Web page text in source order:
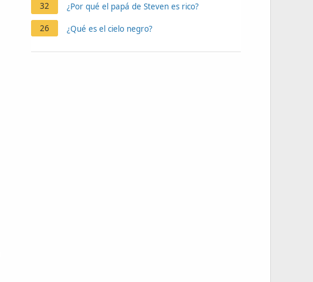
32
¿Por qué el papá de Steven es rico?
26 ¿Qué es el cielo negro?